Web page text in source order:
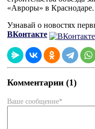
«Авроры» в Краснодаре.
Узнавай о новостях
ВКонтакте
Комментарии (1)
Ваше сообщение*